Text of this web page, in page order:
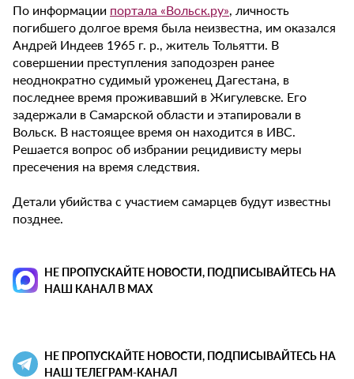
По информации портала «Вольск.ру», личность
погибшего долгое время была неизвестна, им оказался
Андрей Индеев 1965 г. р., житель Тольятти. В
совершении преступления заподозрен ранее
неоднократно судимый уроженец Дагестана, в
последнее время проживавший в Жигулевске. Его
задержали в Самарской области и этапировали в
Вольск. В настоящее время он находится в ИВС.
Решается вопрос об избрании рецидивисту меры
пресечения на время следствия.
Детали убийства с участием самарцев будут известны
позднее.
НЕ ПРОПУСКАЙТЕ НОВОСТИ, ПОДПИСЫВАЙТЕСЬ НА
НАШ КАНАЛ В MAX
НЕ ПРОПУСКАЙТЕ НОВОСТИ, ПОДПИСЫВАЙТЕСЬ НА
НАШ ТЕЛЕГРАМ-КАНАЛ